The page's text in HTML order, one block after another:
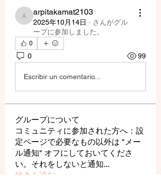
arpitakamat2103
arpitakamat2103
2025年10月14日 · さんがグル
ープに参加しました。
0
0 99
Escribir un comentario...
グループについて
コミュニティに参加された方へ：設
定ページで必要なもの以外は "メー
ル通知" オフにしておいてくださ
い。それをしないと通知...
続きを読む